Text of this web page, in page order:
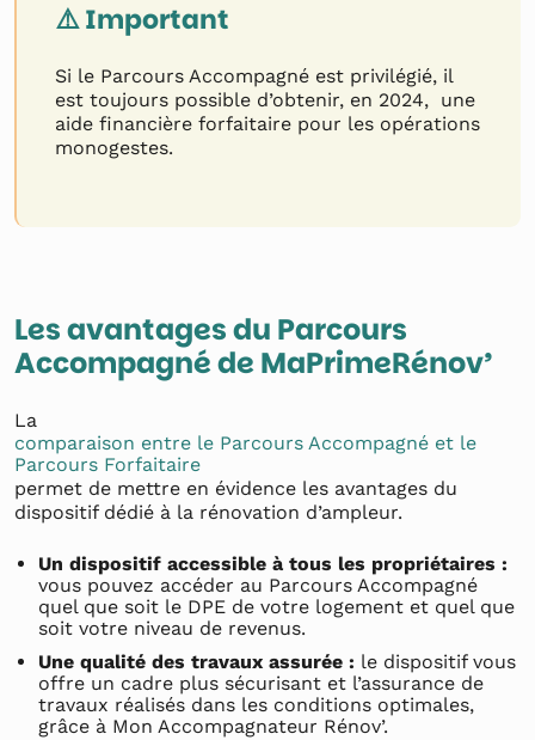
⚠️ Important
Si le Parcours Accompagné est privilégié, il
est toujours possible d’obtenir, en 2024, une
aide financière forfaitaire pour les opérations
monogestes.
Les avantages du Parcours
Accompagné de MaPrimeRénov’
La
comparaison entre le Parcours Accompagné et le
Parcours Forfaitaire
permet de mettre en évidence les avantages du
dispositif dédié à la rénovation d’ampleur.
Un dispositif accessible à tous les propriétaires :
vous pouvez accéder au Parcours Accompagné
quel que soit le DPE de votre logement et quel que
soit votre niveau de revenus.
Une qualité des travaux assurée : le dispositif vous
offre un cadre plus sécurisant et l’assurance de
travaux réalisés dans les conditions optimales,
grâce à Mon Accompagnateur Rénov’.